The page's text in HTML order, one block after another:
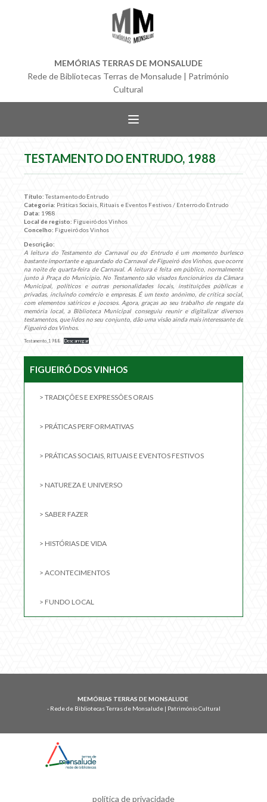
MEMÓRIAS TERRAS DE MONSALUDE
Rede de Bibliotecas Terras de Monsalude | Património
Cultural
FIGUEIRÓ DOS VINHOS
> TRADIÇÕES E EXPRESSÕES ORAIS
> PRÁTICAS PERFORMATIVAS
> PRÁTICAS SOCIAIS, RITUAIS E EVENTOS FESTIVOS
> NATUREZA E UNIVERSO
> SABER FAZER
> HISTÓRIAS DE VIDA
> ACONTECIMENTOS
> FUNDO LOCAL
TESTAMENTO DO ENTRUDO, 1988
Título:Testamento do Entrudo
Categoria: Práticas Sociais, Rituais e Eventos Festivos / Enterro do Entrudo
Data: 1988
Local de registo: Figueiró dos Vinhos
Concelho: Figueiró dos Vinhos
Descrição:
A leitura do Testamento do Carnaval ou do Entrudo é um momento burlesco
bastante importante e aguardado do Carnaval de Figueiró dos Vinhos, que ocorre
na noite de quarta-feira de Carnaval. A leitura é feita em público, normalmente
junto à Praça do Município. No Testamento são visados funcionários da Câmara
Municipal, políticos e outras personalidades locais, instituições públicas e
privadas, incluindo comércio e empresas. É um texto anónimo, de crítica social,
com elementos satíricos e jocosos. Agora, graças ao seu trabalho de resgate da
memória local, a Biblioteca Municipal conseguiu reunir e digitalizar diversos
testamentos, que lidos no seu conjunto, dão uma visão ainda mais interessante de
Figueiró dos Vinhos.
Testamento_1988 Descarregar
MEMÓRIAS TERRAS DE MONSALUDE
- Rede de Bibliotecas Terras de Monsalude | Património Cultural
política de privacidade